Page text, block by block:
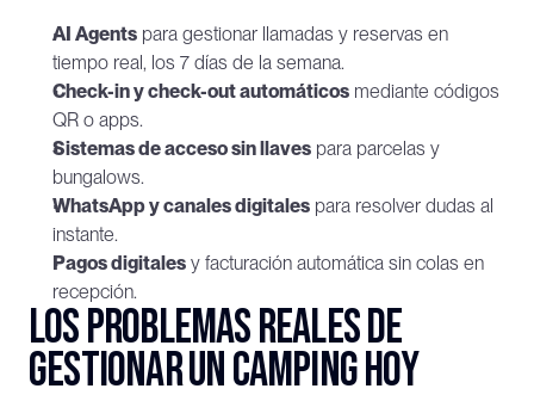
AI Agents para gestionar llamadas y reservas en
tiempo real, los 7 días de la semana.
Check-in y check-out automáticos mediante códigos
QR o apps.
Sistemas de acceso sin llaves para parcelas y
bungalows.
WhatsApp y canales digitales para resolver dudas al
instante.
Pagos digitales y facturación automática sin colas en
recepción.
Los problemas reales de
gestionar un camping hoy